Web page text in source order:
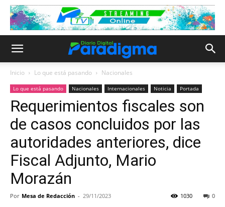
Inicio Lo que está pasando Nacionales
Lo que está pasando Nacionales Internacionales Noticia Portada
Requerimientos fiscales son
de casos concluidos por las
autoridades anteriores, dice
Fiscal Adjunto, Mario
Morazán
Por Mesa de Redacción - 29/11/2023 0
1030